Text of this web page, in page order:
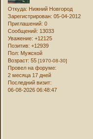
Откуда: Нижний Новгород
Зарегистрирован: 05-04-2012
Приглашений: 0
Сообщений: 13033
Уважение: +12125
Позитив: +12939
Пол: Мужской
Возраст: 55[1970-08-30]
Провел на форуме:
2 месяца 17 дней
Последний визит:
06-08-2026 06:48:47